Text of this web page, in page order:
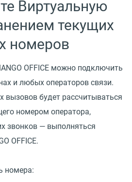
Виртуальную
текущих
номеров
OFFICE можно подключить
и любых операторов связи.
вызовов будет рассчитываться
номером оператора,
звонков — выполняться
OFFICE.
номера: